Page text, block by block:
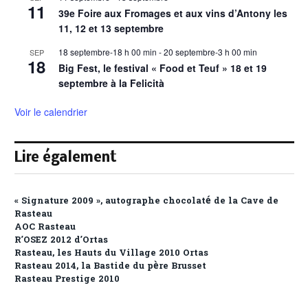
11
39e Foire aux Fromages et aux vins d’Antony les
11, 12 et 13 septembre
SEP
18
18 septembre-18 h 00 min -20 septembre-3 h 00 min
Big Fest, le festival « Food et Teuf » 18 et 19
septembre à la Felicità
Voir le calendrier
Lire également
« Signature 2009 », autographe chocolaté de la Cave de
Rasteau
AOC Rasteau
R’OSEZ 2012 d’Ortas
Rasteau, les Hauts du Village 2010 Ortas
Rasteau 2014, la Bastide du père Brusset
Rasteau Prestige 2010